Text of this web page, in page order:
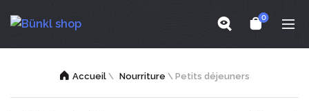
0
Accueil\ Nourriture\ Petits déjeuners